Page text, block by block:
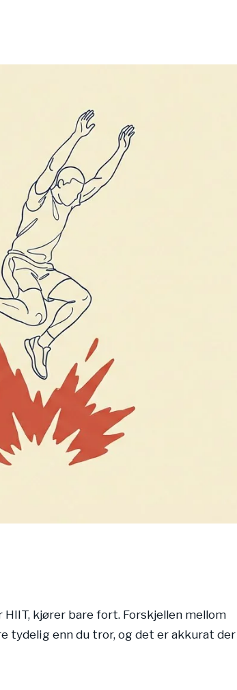
kjører bare fort. Forskjellen mellom
tydelig enn du tror, og det er akkurat